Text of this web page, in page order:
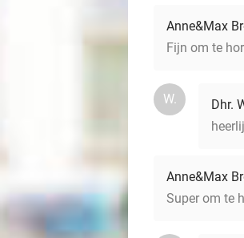
Anne&Max
Fijn om te
W.
Dhr.
Anne&Max
Super om te